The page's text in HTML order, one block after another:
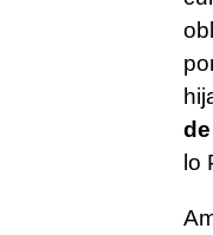
lo